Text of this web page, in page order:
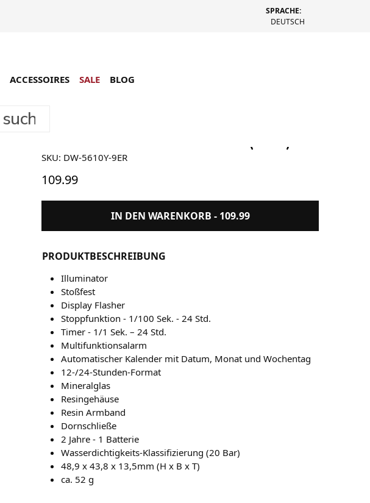
SPRACHE:
DEUTSCH
ACCESSOIRES SALE BLOG
Casio G-Shock DW-5610Y-9ER (Gelb)
SKU: DW-5610Y-9ER
109.99
IN DEN WARENKORB - 109.99
PRODUKTBESCHREIBUNG
Illuminator
Stoßfest
Display Flasher
Stoppfunktion - 1/100 Sek. - 24 Std.
Timer - 1/1 Sek. – 24 Std.
Multifunktionsalarm
Automatischer Kalender mit Datum, Monat und Wochentag
12-/24-Stunden-Format
Mineralglas
Resingehäuse
Resin Armband
Dornschließe
2 Jahre - 1 Batterie
Wasserdichtigkeits-Klassifizierung (20 Bar)
48,9 x 43,8 x 13,5mm (H x B x T)
ca. 52 g